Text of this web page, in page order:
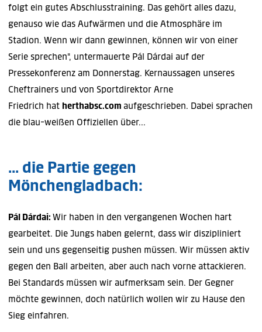
folgt ein gutes Abschlusstraining. Das gehört alles dazu,
genauso wie das Aufwärmen und die Atmosphäre im
Stadion. Wenn wir dann gewinnen, können wir von einer
Serie sprechen", untermauerte Pál Dárdai auf der
Pressekonferenz am Donnerstag. Kernaussagen unseres
Cheftrainers und von Sportdirektor Arne
Friedrich hat herthabsc.com aufgeschrieben. Dabei sprachen
die blau-weißen Offiziellen über...
... die Partie gegen
Mönchengladbach:
Pál Dárdai: Wir haben in den vergangenen Wochen hart
gearbeitet. Die Jungs haben gelernt, dass wir diszipliniert
sein und uns gegenseitig pushen müssen. Wir müssen aktiv
gegen den Ball arbeiten, aber auch nach vorne attackieren.
Bei Standards müssen wir aufmerksam sein. Der Gegner
möchte gewinnen, doch natürlich wollen wir zu Hause den
Sieg einfahren.